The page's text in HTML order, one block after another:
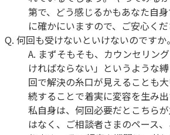
第で、どう感じるかもあなた自
に確かにいますので、ご安心くだ
Q. 何回も受けないといけないのですか。
A. まずそもそも、カウンセリン
ければならない」というような
回で解決の糸口が見えることも
続することで着実に変容を生み出
私自身は、何回必要だとこちら
はなく、ご相談者さまのペース